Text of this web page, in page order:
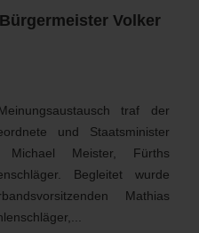
Volker
traf der
und Staatsminister
Michael Meister, Fürths
Begleitet wurde
Mathias